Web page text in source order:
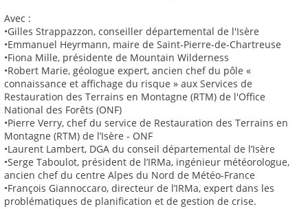
Avec :
•Gilles Strappazzon, conseiller départemental de l'Isère
•Emmanuel Heyrmann, maire de Saint-Pierre-de-Chartreuse
•Fiona Mille, présidente de Mountain Wilderness
•Robert Marie, géologue expert, ancien chef du pôle «
connaissance et affichage du risque » aux Services de
Restauration des Terrains en Montagne (RTM) de l'Office
National des Forêts (ONF)
•Pierre Verry, chef du service de Restauration des Terrains en
Montagne (RTM) de l’Isère - ONF
•Laurent Lambert, DGA du conseil départemental de l’Isère
•Serge Taboulot, président de l’IRMa, ingénieur météorologue,
ancien chef du centre Alpes du Nord de Météo-France
•François Giannoccaro, directeur de l’IRMa, expert dans les
problématiques de planification et de gestion de crise.